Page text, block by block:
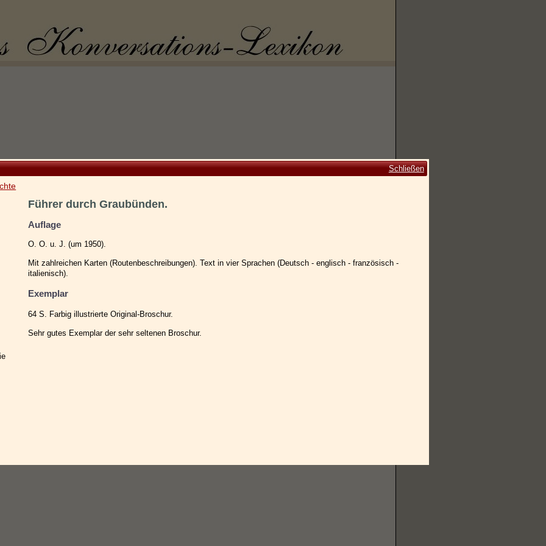
Schließen
Führer durch Graubünden.
Auflage
O. O. u. J. (um 1950).
Mit zahlreichen Karten (Routenbeschreibungen). Text in vier Sprachen (Deutsch - englisch - französisch -
italienisch).
Exemplar
64 S. Farbig illustrierte Original-Broschur.
Sehr gutes Exemplar der sehr seltenen Broschur.